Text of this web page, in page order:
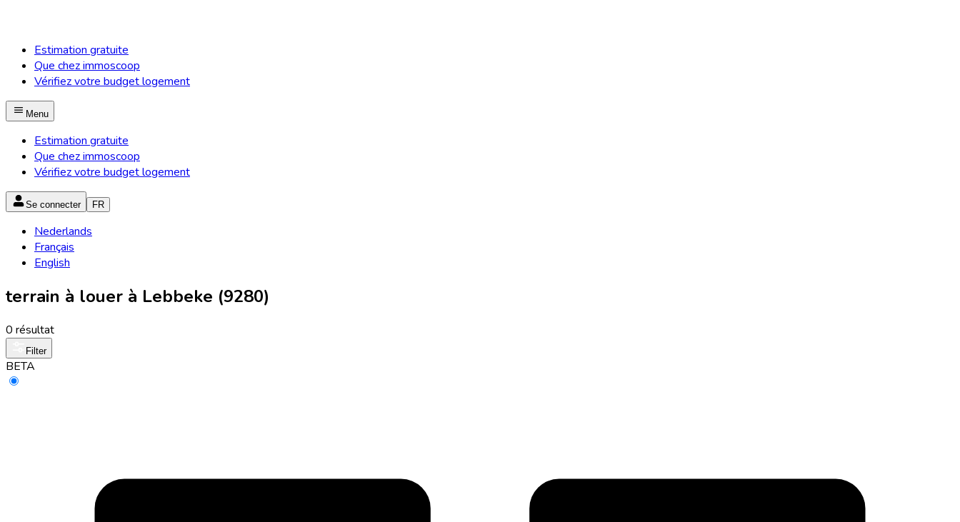
Estimation gratuite
Que chez immoscoop
Vérifiez votre budget logement
Menu
Estimation gratuite
Que chez immoscoop
Vérifiez votre budget logement
Se connecter FR
Nederlands
Français
English
terrain à louer à Lebbeke (9280)
0 résultat
Filter
BETA